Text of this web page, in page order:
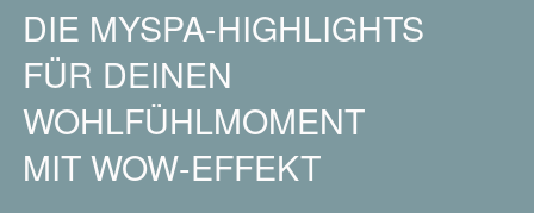
DIE MYSPA-HIGHLIGHTS
FÜR DEINEN
WOHLFÜHLMOMENT
MIT WOW-EFFEKT